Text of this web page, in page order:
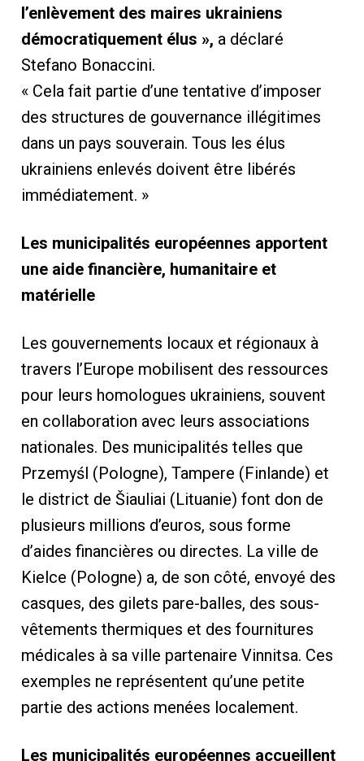
l’enlèvement des maires ukrainiens
démocratiquement élus », a déclaré
Stefano Bonaccini.
« Cela fait partie d’une tentative d’imposer
des structures de gouvernance illégitimes
dans un pays souverain. Tous les élus
ukrainiens enlevés doivent être libérés
immédiatement. »
Les municipalités européennes apportent
une aide financière, humanitaire et
matérielle
Les gouvernements locaux et régionaux à
travers l’Europe mobilisent des ressources
pour leurs homologues ukrainiens, souvent
en collaboration avec leurs associations
nationales. Des municipalités telles que
Przemyśl (Pologne), Tampere (Finlande) et
le district de Šiauliai (Lituanie) font don de
plusieurs millions d’euros, sous forme
d’aides financières ou directes. La ville de
Kielce (Pologne) a, de son côté, envoyé des
casques, des gilets pare-balles, des sous-
vêtements thermiques et des fournitures
médicales à sa ville partenaire Vinnitsa. Ces
exemples ne représentent qu’une petite
partie des actions menées localement.
Les municipalités européennes accueillent